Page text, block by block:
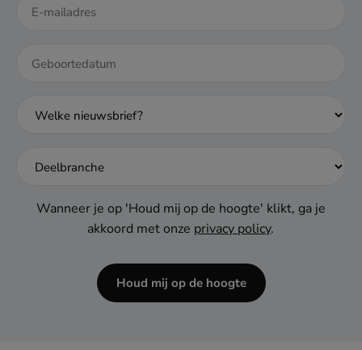
DD
MM
Wanneer je op 'Houd mij op de hoogte' klikt, ga je
akkoord met onze privacy policy.
Houd mij op de hoogte